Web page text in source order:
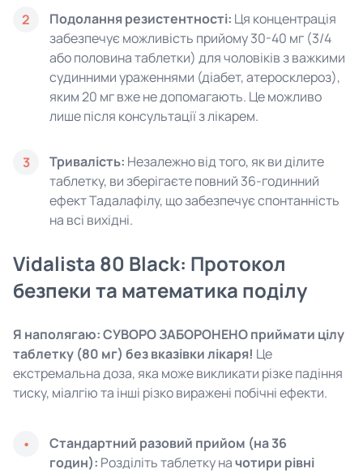
2 Подолання резистентності: Ця концентрація
забезпечує можливість прийому 30-40 мг (3/4
або половина таблетки) для чоловіків з важкими
судинними ураженнями (діабет, атеросклероз),
яким 20 мг вже не допомагають. Це можливо
лише після консультації з лікарем.
3 Тривалість: Незалежно від того, як ви ділите
таблетку, ви зберігаєте повний 36-годинний
ефект Тадалафілу, що забезпечує спонтанність
на всі вихідні.
Vidalista 80 Black: Протокол
безпеки та математика поділу
Я наполягаю: СУВОРО ЗАБОРОНЕНО приймати цілу
таблетку (80 мг) без вказівки лікаря! Це
екстремальна доза, яка може викликати різке падіння
тиску, міалгію та інші різко виражені побічні ефекти.
Стандартний разовий прийом (на 36
годин): Розділіть таблетку начотири рівні